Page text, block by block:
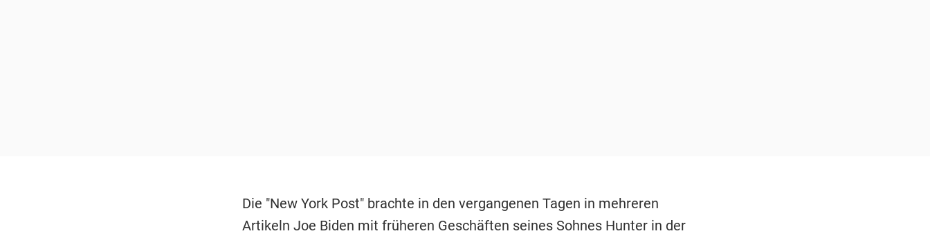
Die "New York Post" brachte in den vergangenen Tagen in mehreren
Artikeln Joe Biden mit früheren Geschäften seines Sohnes Hunter in der